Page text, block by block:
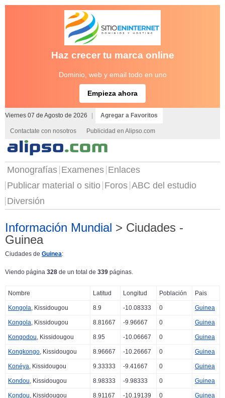
Haz crecer tu marca online
Dominio, web y email todo en uno
Empieza ahora
Viernes 07 de Agosto de 2026 Agregar a Favoritos
Contactate con nosotros Publicidad en Alipso.com
Monografías Examenes Enlaces
Publicar material o sitio Foros ABC del estudio
Diversión
Información Mundial > Ciudades -
Guinea
Ciudades de Guinea:
Viendo página 328 de un total de 339 páginas.
Nombre Latitud Longitud Población Pais
Kongola, Kissidougou 8.9 -10.08333 0 Guinea
Kongola, Kissidougou 8.81667 -9.96667 0 Guinea
Kongodou, Kissidougou 8.95 -10.06667 0 Guinea
Kongkongo, Kissidougou 8.96667 -10.26667 0 Guinea
Konéya, Kissidougou 9.33333 -9.41667 0 Guinea
Kondou, Kissidougou 8.98333 -9.98333 0 Guinea
Kondou, Kissidougou 8.91167 -10.19139 0 Guinea